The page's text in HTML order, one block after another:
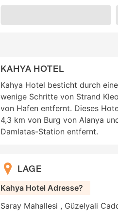
KAHYA HOTEL
Kahya Hotel besticht durch
wenige Schritte von Strand
von Hafen entfernt. Dieses
4,3 km von Burg von Alanya
Damlatas-Station entfernt.
LAGE
Kahya Hotel Adresse?
Saray Mahallesi , Güzelyali